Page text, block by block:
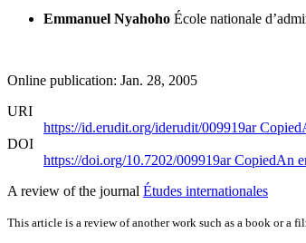
Emmanuel Nyahoho École nationale
Online publication: Jan. 28, 2005
URI
https://id.erudit.org/iderudit/009919arCopied
DOI
https://doi.org/10.7202/009919arCopiedAn
A review of the journal Études internationales
This article is a review of another work such as a book or a